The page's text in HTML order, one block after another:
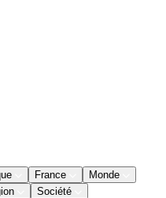
France
Monde
Société